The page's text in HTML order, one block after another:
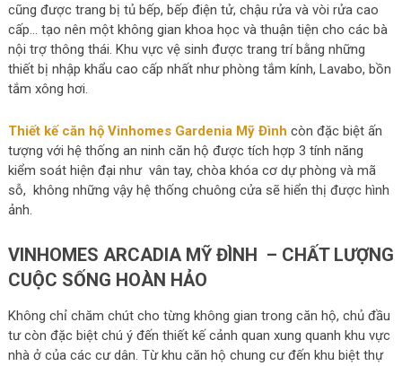
cũng được trang bị tủ bếp, bếp điện tử, chậu rửa và vòi rửa cao
cấp… tạo nên một không gian khoa học và thuận tiện cho các bà
nội trợ thông thái. Khu vực vệ sinh được trang trí bằng những
thiết bị nhập khẩu cao cấp nhất như phòng tắm kính, Lavabo, bồn
tắm xông hơi.
Thiết kế căn hộ Vinhomes Gardenia Mỹ Đình còn đặc biệt ấn
tượng với hệ thống an ninh căn hộ được tích hợp 3 tính năng
kiểm soát hiện đại như vân tay, chòa khóa cơ dự phòng và mã
sỗ, không những vậy hệ thống chuông cửa sẽ hiển thị được hình
ảnh.
VINHOMES ARCADIA MỸ ĐÌNH – CHẤT LƯỢNG
CUỘC SỐNG HOÀN HẢO
Không chỉ chăm chút cho từng không gian trong căn hộ, chủ đầu
tư còn đặc biệt chú ý đến thiết kế cảnh quan xung quanh khu vực
nhà ở của các cư dân. Từ khu căn hộ chung cư đến khu biệt thự